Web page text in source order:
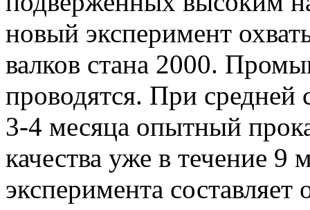
новый эксперимент
валков стана 2000.
проводятся. При средней
3-4 месяца опытный
качества уже в течение
эксперимента составляет